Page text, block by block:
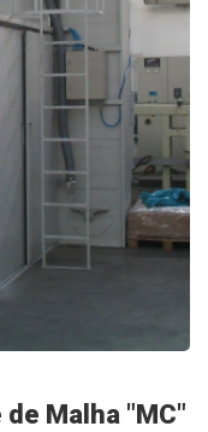
Malha "MC"